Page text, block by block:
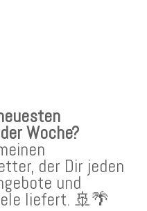
Woche?
der Dir jeden
und
liefert. 🚢🌴